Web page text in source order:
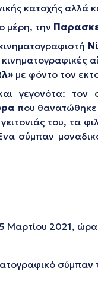
κατοχής αλλά
μέρη, την
με φόντο τον
γεγονότα: τον
που θανατώθηκε
γειτονιάς του,
σύμπαν
Μαρτίου 2021,
σύμπαν